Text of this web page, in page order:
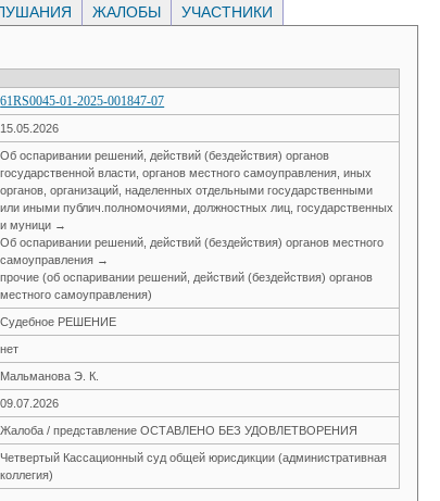
ЖАЛОБЫ УЧАСТНИКИ
61RS0045-01-2025-001847-07
15.05.2026
Об оспаривании решений, действий (бездействия) органов
государственной власти, органов местного самоуправления, иных
органов, организаций, наделенных отдельными государственными
или иными публич.полномочиями, должностных лиц, государственных
и муници →
Об оспаривании решений, действий (бездействия) органов местного
самоуправления →
прочие (об оспаривании решений, действий (бездействия) органов
местного самоуправления)
Судебное РЕШЕНИЕ
нет
Мальманова Э. К.
09.07.2026
Жалоба / представление ОСТАВЛЕНО БЕЗ УДОВЛЕТВОРЕНИЯ
Четвертый Кассационный суд общей юрисдикции (административная
коллегия)